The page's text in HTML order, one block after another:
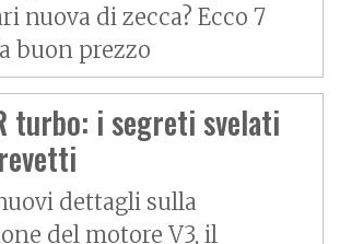
nuova di zecca? Ecco 7
buon prezzo
turbo: i segreti svelati
dettagli sulla
del motore V3, il